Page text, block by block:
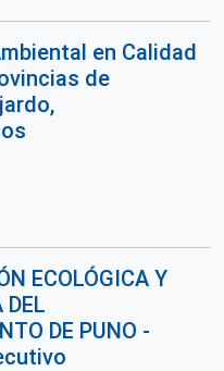
en Calidad
de
ECOLÓGICA Y
DEL
DE PUNO -